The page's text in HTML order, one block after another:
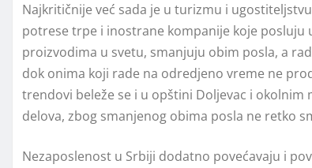
Najkritičnije već sada je u turizmu i
potrese trpe i inostrane kompanije koje posluju
proizvodima u svetu, smanjuju obim posla, a
dok onima koji rade na odredjeno vreme ne
trendovi beleže se i u opštini Doljevac i
delova, zbog smanjenog obima posla ne retko
Nezaposlenost u Srbiji dodatno povećavaju i